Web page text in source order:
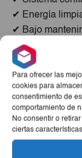
Para ofrecer las
cookies para
consentimiento de
comportamiento de
No consentir o
ciertas
✔ Energía
✔ Bajo
✔ Protección
✔ Instalación
🏠 Ideal
Refrigeradores
Televisores
Iluminación
Ventiladores